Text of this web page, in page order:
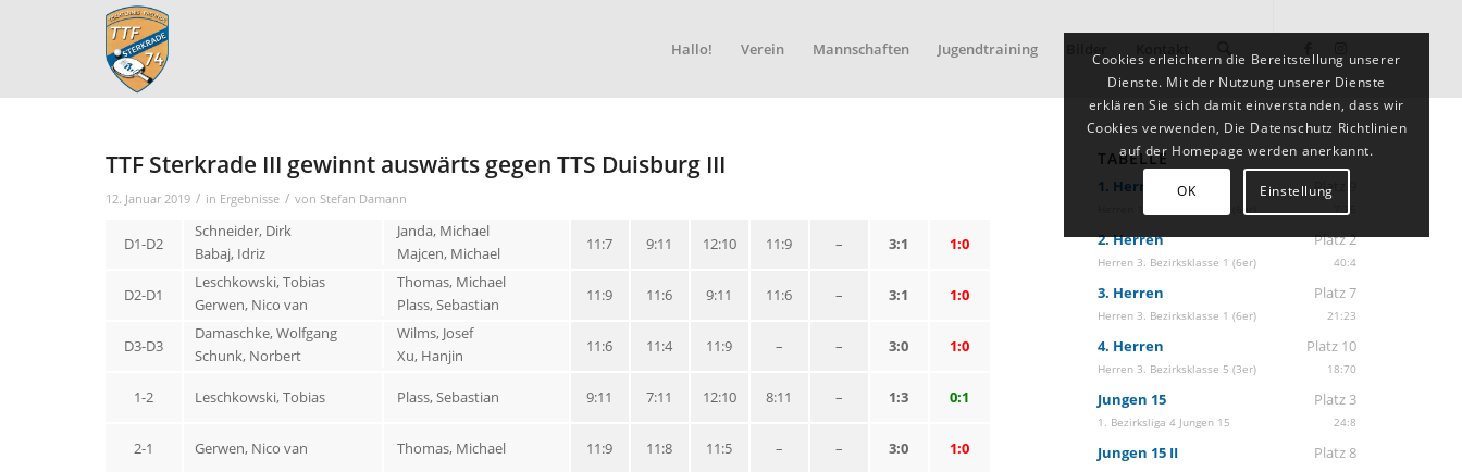
Hallo! Verein Mannschaften Jugendtraining
TTF Sterkrade III gewinnt auswärts gegen TTS Duisburg III
12. Januar 2019 / in Ergebnisse / von Stefan Damann
D1-D2
Schneider, Dirk
Babaj, Idriz
Janda, Michael
Majcen, Michael
–
11:9
12:10
9:11
11:7 3:1 1:0
D2-D1
Leschkowski, Tobias
Gerwen, Nico van
Thomas, Michael
Plass, Sebastian
–
11:6
9:11
11:6
11:9 3:1 1:0
D3-D3
Damaschke, Wolfgang
Schunk, Norbert
Wilms, Josef
Xu, Hanjin
–
–
11:9
11:4
11:6 3:0 1:0
1-2 Leschkowski, Tobias Plass, Sebastian –
8:11
12:10
7:11
9:11 1:3 0:1
2-1 Gerwen, Nico van Thomas, Michael –
–
11:5
11:8
11:9 3:0 1:0
TABELLE
1. Herren Platz 9
Herren 1. Bezirksklasse 2 (6er) 7:25
2. Herren Platz 2
Herren 3. Bezirksklasse 1 (6er) 40:4
3. Herren Platz 7
Herren 3. Bezirksklasse 1 (6er) 21:23
4. Herren Platz 10
Herren 3. Bezirksklasse 5 (3er) 18:70
Jungen 15 Platz 3
1. Bezirksliga 4 Jungen 15 24:8
Jungen 15 II Platz 8
Cookies erleichtern die Bereitstellung unserer
Dienste. Mit der Nutzung unserer Dienste
erklären Sie sich damit einverstanden, dass wir
Cookies verwenden, Die Datenschutz Richtlinien
auf der Homepage werden anerkannt.
OK Einstellung